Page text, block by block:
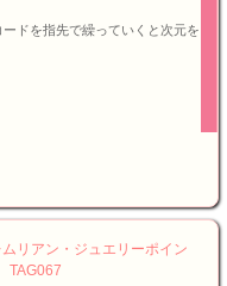
ドを指先で繰っていくと次元を
リアン・ジュエリーポイン
TAG067